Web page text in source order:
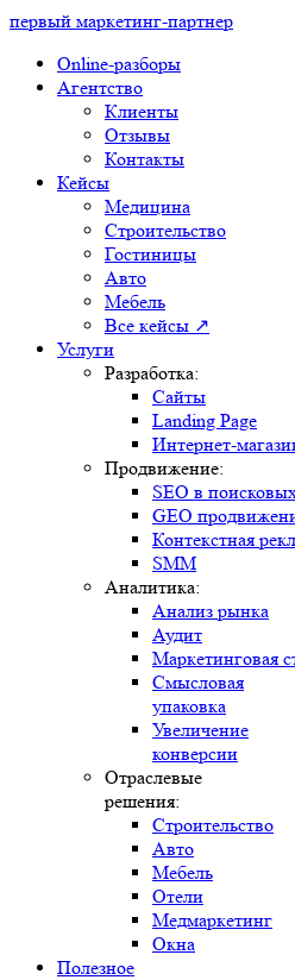
первый маркетинг-партнер
Online-разборы
Агентство
Клиенты
Отзывы
Контакты
Кейсы
Медицина
Строительство
Гостиницы
Авто
Мебель
Все кейсы ↗
Услуги
Разработка:
Сайты
Landing Page
Интернет-
Продвижение:
SEO в
GEO
Контекстная
SMM
Аналитика:
Анализ рынка
Аудит
Маркетинговая
Смысловая
упаковка
Увеличение
конверсии
Отраслевые
решения:
Строительство
Авто
Мебель
Отели
Медмаркетинг
Окна
Полезное